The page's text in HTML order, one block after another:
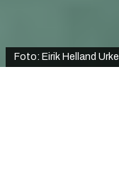
Foto: Eirik Helland Urke